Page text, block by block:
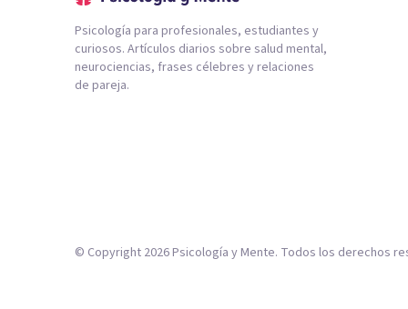
Psicología para profesionales, estudiantes y
curiosos. Artículos diarios sobre salud mental,
neurociencias, frases célebres y relaciones
de pareja.
© Copyright 2026Psicología y Mente. Todos los derechos